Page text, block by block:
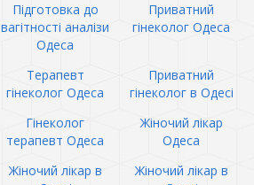
Підготовка до
вагітності аналізи
Одеса
Приватний
гінеколог Одеса
Терапевт
гінеколог Одеса
Приватний
гінеколог в Одесі
Гінеколог
терапевт Одеса
Жіночий лікар
Одеса
Жіночий лікар в
Жіночий лікар в